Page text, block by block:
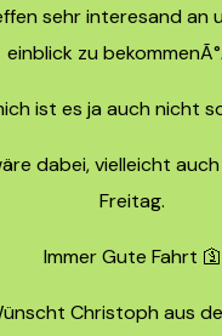
sehr interesand an
einblick zu bekommen
ist es ja auch nicht
dabei, vielleicht
Freitag.
Immer Gute Fahrt 🛐
Christoph aus